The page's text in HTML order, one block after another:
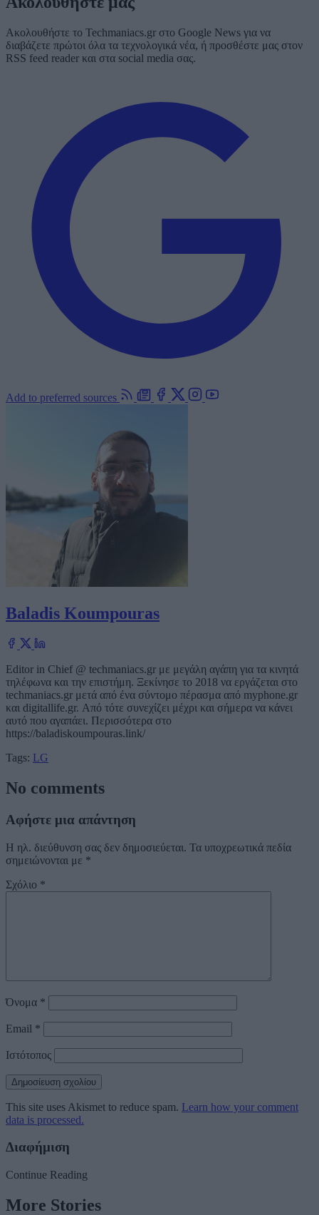
Ακολουθήστε το Techmaniacs.gr στο Google News για να
διαβάζετε πρώτοι όλα τα τεχνολογικά νέα, ή προσθέστε μας στον
RSS feed reader και στα social media σας.
Add to preferred sources
Baladis Koumpouras
Editor in Chief @ techmaniacs.gr με μεγάλη αγάπη για τα κινητά
τηλέφωνα και την επιστήμη. Ξεκίνησε το 2018 να εργάζεται στο
techmaniacs.gr μετά από ένα σύντομο πέρασμα από myphone.gr
και digitallife.gr. Από τότε συνεχίζει μέχρι και σήμερα να κάνει
αυτό που αγαπάει. Περισσότερα στο
https://baladiskoumpouras.link/
Tags: LG
No comments
Αφήστε μια απάντηση
Η ηλ. διεύθυνση σας δεν δημοσιεύεται. Τα υποχρεωτικά πεδία
σημειώνονται με *
Σχόλιο *
Όνομα *
Email *
Ιστότοπος
This site uses Akismet to reduce spam. Learn how your comment
data is processed.
Διαφήμιση
Continue Reading
More Stories